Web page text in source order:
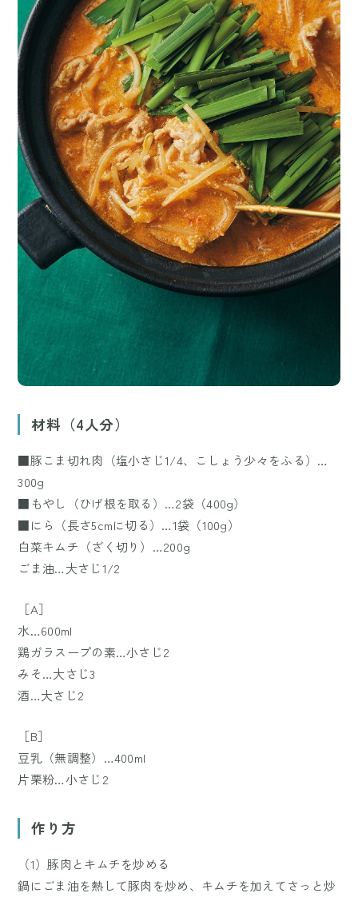
材料（4人分）
■豚こま切れ肉（塩小さじ1/4、こしょう少々をふる）…
300g
■もやし（ひげ根を取る）…2袋（400g）
■にら（長さ5cmに切る）…1袋（100g）
白菜キムチ（ざく切り）…200g
ごま油…大さじ1/2
［A］
水…600ml
鶏ガラスープの素…小さじ2
みそ…大さじ3
酒…大さじ2
［B］
豆乳（無調整）…400ml
片栗粉…小さじ2
作り方
（1）豚肉とキムチを炒める
鍋にごま油を熱して豚肉を炒め、キムチを加えてさっと炒